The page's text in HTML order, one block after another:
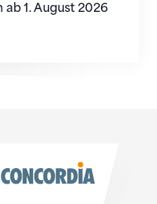
ab 1. August 2026